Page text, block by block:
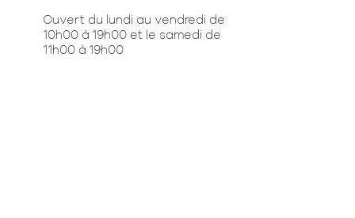
Ouvert du lundi au vendredi de
10h00 à 19h00 et le samedi de
11h00 à 19h00